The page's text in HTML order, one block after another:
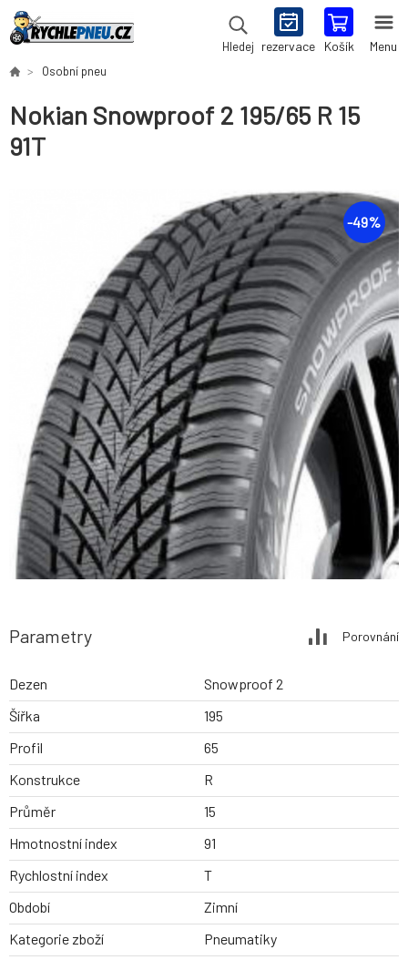
Hledej rezervace Košík Menu
Osobní pneu
Nokian Snowproof 2 195/65 R 15
91T
-49%
Parametry Porovnání
Dezen
Snowproof 2
Šířka
195
Profil
65
Konstrukce
R
Průměr
15
Hmotnostní index
91
Rychlostní index
T
Období
Zimní
Kategorie zboží
Pneumatiky